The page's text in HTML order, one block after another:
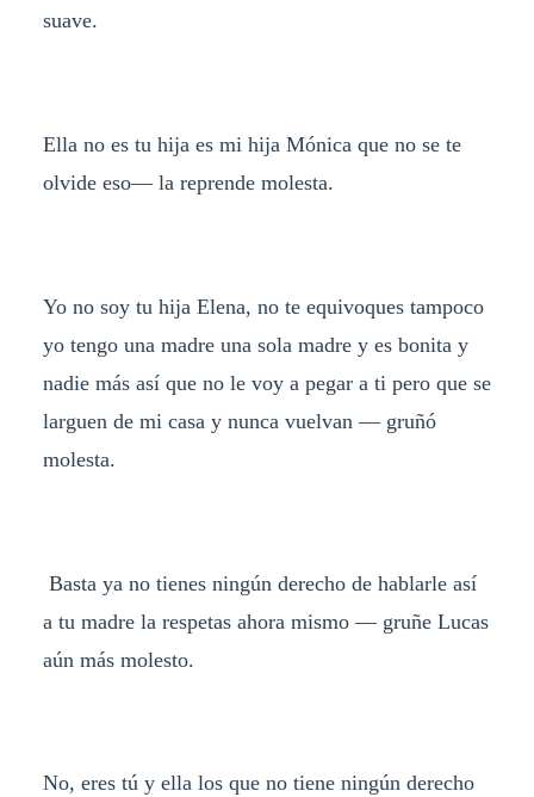
suave.
Ella no es tu hija es mi hija Mónica que no se te
olvide eso— la reprende molesta.
Yo no soy tu hija Elena, no te equivoques tampoco
yo tengo una madre una sola madre y es bonita y
nadie más así que no le voy a pegar a ti pero que se
larguen de mi casa y nunca vuelvan — gruñó
molesta.
Basta ya no tienes ningún derecho de hablarle así
a tu madre la respetas ahora mismo — gruñe Lucas
aún más molesto.
No, eres tú y ella los que no tiene ningún derecho